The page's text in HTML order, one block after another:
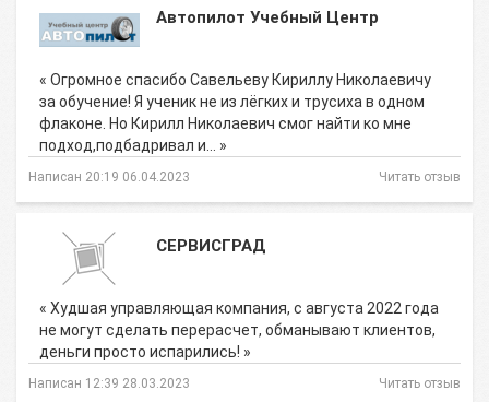
Автопилот Учебный Центр
« Огромное спасибо Савельеву Кириллу Николаевичу
за обучение! Я ученик не из лёгких и трусиха в одном
флаконе. Но Кирилл Николаевич смог найти ко мне
подход,подбадривал и… »
Написан 20:19 06.04.2023 Читать отзыв
СЕРВИСГРАД
« Худшая управляющая компания, с августа 2022 года
не могут сделать перерасчет, обманывают клиентов,
деньги просто испарились! »
Написан 12:39 28.03.2023 Читать отзыв